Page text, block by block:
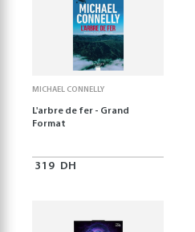
MICHAEL CONNELLY
L'arbre de fer - Grand
Format
319 DH